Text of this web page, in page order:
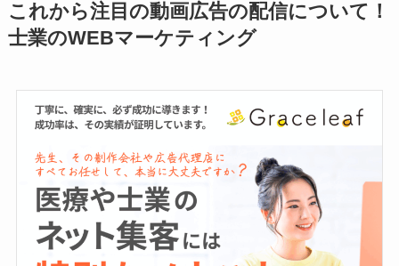
これから注目の動画広告の配信について！
士業のWEBマーケティング